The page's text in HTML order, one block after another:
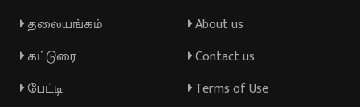
தலையங்கம்
கட்டுரை
பேட்டி
About us
Contact us
Terms of Use